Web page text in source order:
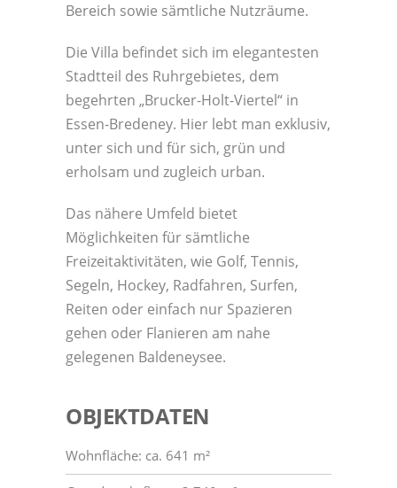
Bereich sowie sämtliche Nutzräume.
Die Villa befindet sich im elegantesten
Stadtteil des Ruhrgebietes, dem
begehrten „Brucker-Holt-Viertel“ in
Essen-Bredeney. Hier lebt man exklusiv,
unter sich und für sich, grün und
erholsam und zugleich urban.
Das nähere Umfeld bietet
Möglichkeiten für sämtliche
Freizeitaktivitäten, wie Golf, Tennis,
Segeln, Hockey, Radfahren, Surfen,
Reiten oder einfach nur Spazieren
gehen oder Flanieren am nahe
gelegenen Baldeneysee.
OBJEKTDATEN
Wohnfläche: ca. 641 m²